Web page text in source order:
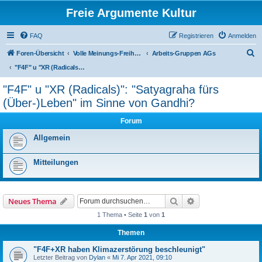
Freie Argumente Kultur
FAQ Anmelden
Registrieren
Foren-Übersicht Volle Meinungs-Freiheit mit 'Vorhang-System' -- frei dosierter Zugang zu allen Inhalten und AGs
Arbeits-Gruppen AGs
"F4F" u "XR (Radicals)": "Satyagraha fürs (Über-)Leben" im Sinne von Gandhi?
"F4F" u "XR (Radicals)": "Satyagraha fürs
(Über-)Leben" im Sinne von Gandhi?
Forum
Allgemein
Mitteilungen
Neues Thema Suche
1 Thema • Seite 1 von 1
Themen
"F4F+XR haben Klimazerstörung beschleunigt"
Letzter Beitrag von Dylan « Mi 7. Apr 2021, 09:10